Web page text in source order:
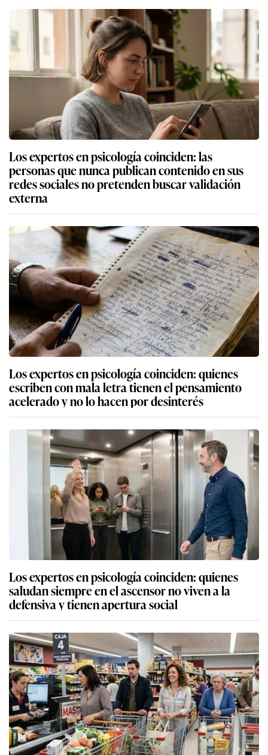
Los expertos en psicología coinciden: las
personas que nunca publican contenido en sus
redes sociales no pretenden buscar validación
externa
Los expertos en psicología coinciden: quienes
escriben con mala letra tienen el pensamiento
acelerado y no lo hacen por desinterés
Los expertos en psicología coinciden: quienes
saludan siempre en el ascensor no viven a la
defensiva y tienen apertura social